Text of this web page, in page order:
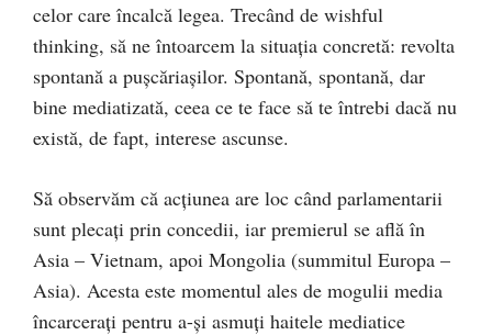
celor care încalcă legea. Trecând de wishful
thinking, să ne întoarcem la situația concretă: revolta
spontană a pușcăriașilor. Spontană, spontană, dar
bine mediatizată, ceea ce te face să te întrebi dacă nu
există, de fapt, interese ascunse.
Să observăm că acțiunea are loc când parlamentarii
sunt plecați prin concedii, iar premierul se află în
Asia – Vietnam, apoi Mongolia (summitul Europa –
Asia). Acesta este momentul ales de mogulii media
încarcerați pentru a-și asmuți haitele mediatice